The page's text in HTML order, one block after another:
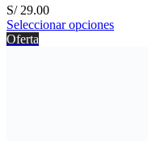
S/29.00
Seleccionar opciones
Oferta